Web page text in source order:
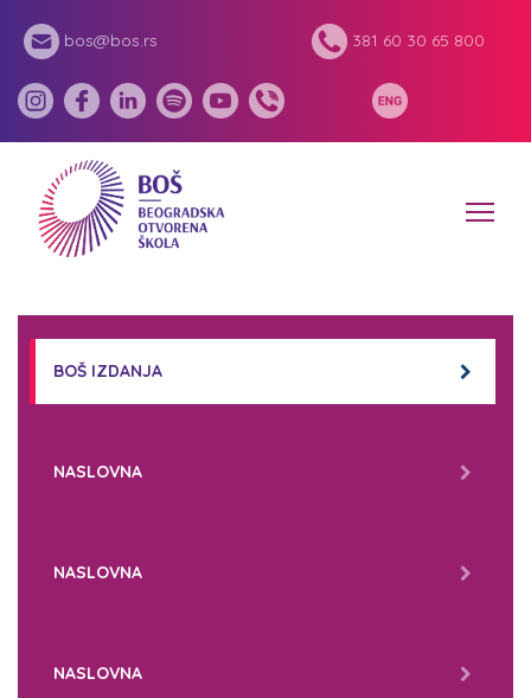
bos@bos.rs 381 60 30 65 800
BOŠ IZDANJA
NASLOVNA
NASLOVNA
NASLOVNA